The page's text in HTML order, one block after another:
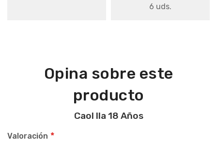
6 uds.
Opina sobre este
producto
Caol Ila 18 Años
Valoración